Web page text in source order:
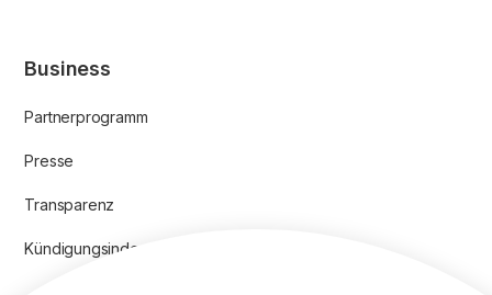
Business
Partnerprogramm
Presse
Transparenz
Kündigungsindex 2024